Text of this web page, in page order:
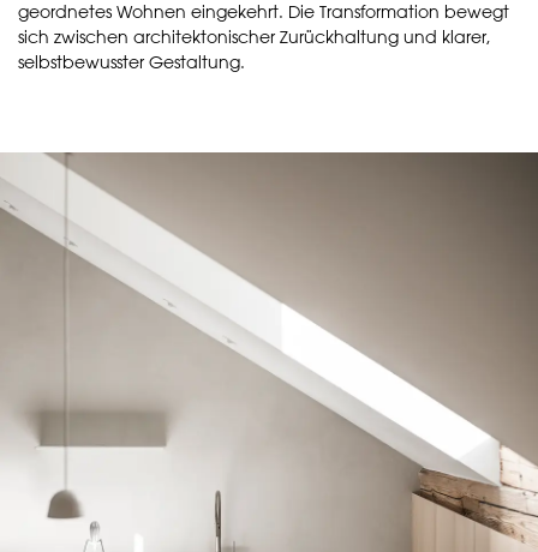
geordnetes Wohnen eingekehrt. Die Transformation bewegt
sich zwischen architektonischer Zurückhaltung und klarer,
selbstbewusster Gestaltung.